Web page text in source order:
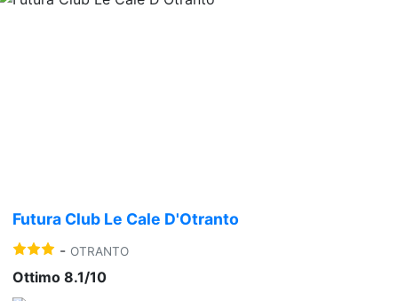
Futura Club Le Cale D'Otranto
- OTRANTO
Ottimo 8.1/10